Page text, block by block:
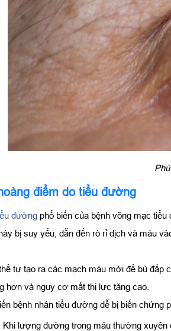
điểm do tiểu đường
đường phổ biến của bệnh võng mạc
bị suy yếu, dẫn đến rò rỉ dịch và máu
tự tạo ra các mạch máu mới để bù
hơn và nguy cơ mất thị lực tăng cao.
bệnh nhân tiểu đường dễ bị biến chứng
lượng đường trong máu thường